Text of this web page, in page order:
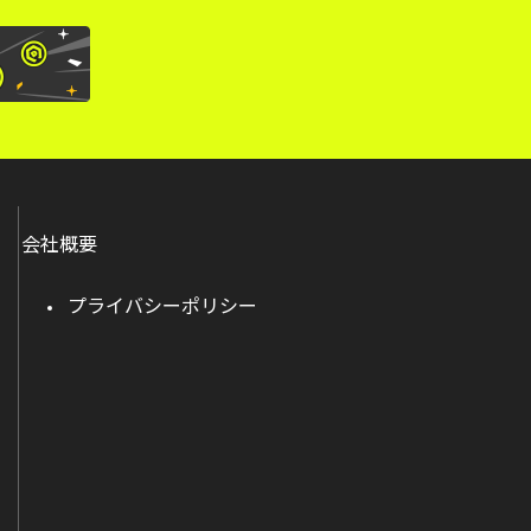
会社概要
プライバシーポリシー